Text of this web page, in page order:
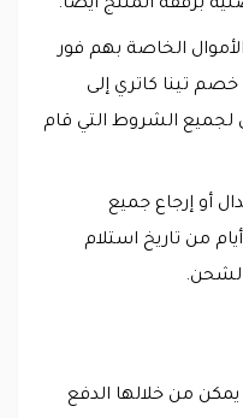
برفقة المنتج أيضا.
الخاصة بهم فور
تينا كاتري إلى
لجميع الشروط التي قام
أو إرجاع جميع
المنتجات خلال مدة لا تتجاوز 7 أيام من تاريخ استلام
يمكن من خلالها الدفع